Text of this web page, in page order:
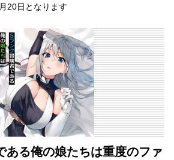
20日となります
ある俺の娘たちは重度のファ